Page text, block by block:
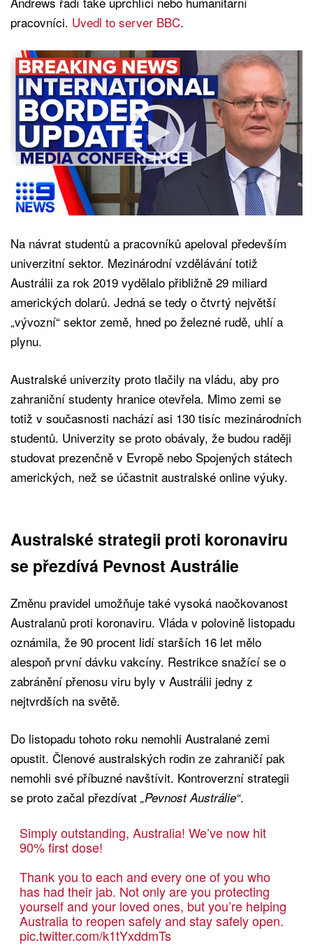
pracovníci. Uvedl to server BBC.
Na návrat studentů a pracovníků apeloval především
univerzitní sektor. Mezinárodní vzdělávání totiž
Austrálii za rok 2019 vydělalo přibližně 29 miliard
amerických dolarů. Jedná se tedy o čtvrtý největší
„vývozní“ sektor země, hned po železné rudě, uhlí a
plynu.
Australské univerzity proto tlačily na vládu, aby pro
zahraniční studenty hranice otevřela. Mimo zemi se
totiž v současnosti nachází asi 130 tisíc mezinárodních
studentů. Univerzity se proto obávaly, že budou raději
studovat prezenčně v Evropě nebo Spojených státech
amerických, než se účastnit australské online výuky.
Australské strategii proti koronaviru
se přezdívá Pevnost Austrálie
Změnu pravidel umožňuje také vysoká naočkovanost
Australanů proti koronaviru. Vláda v polovině listopadu
oznámila, že 90 procent lidí starších 16 let mělo
alespoň první dávku vakcíny. Restrikce snažící se o
zabránění přenosu viru byly v Austrálii jedny z
nejtvrdších na světě.
Do listopadu tohoto roku nemohli Australané zemi
opustit. Členové australských rodin ze zahraničí pak
nemohli své příbuzné navštívit. Kontroverzní strategii
se proto začal přezdívat „Pevnost Austrálie“.
Simply outstanding, Australia! We’ve now hit
90% first dose!
Thank you to each and every one of you who
has had their jab. Not only are you protecting
yourself and your loved ones, but you’re helping
Australia to reopen safely and stay safely open.
pic.twitter.com/k1tYxddmTs